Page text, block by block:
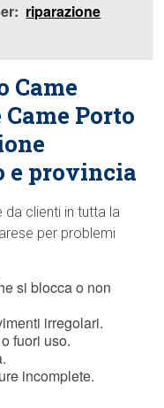
riparazione
Came
Porto
e provincia
clienti in tutta la
per problemi
si blocca o non
irregolari.
fuori uso.
incomplete.